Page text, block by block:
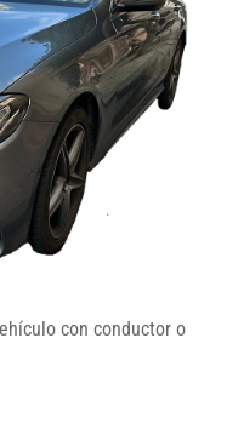
con conductor o